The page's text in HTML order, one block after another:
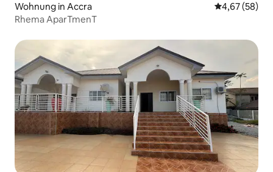
Wohnung in Accra
4,67 (58)
Rhema AparTmenT